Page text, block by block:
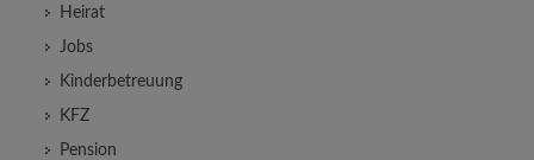
Heirat
Jobs
Kinderbetreuung
KFZ
Pension